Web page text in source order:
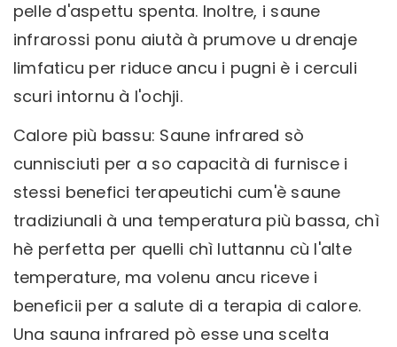
pelle d'aspettu spenta. Inoltre, i saune
infrarossi ponu aiutà à prumove u drenaje
limfaticu per riduce ancu i pugni è i cerculi
scuri intornu à l'ochji.
Calore più bassu: Saune infrared sò
cunnisciuti per a so capacità di furnisce i
stessi benefici terapeutichi cum'è saune
tradiziunali à una temperatura più bassa, chì
hè perfetta per quelli chì luttannu cù l'alte
temperature, ma volenu ancu riceve i
beneficii per a salute di a terapia di calore.
Una sauna infrared pò esse una scelta